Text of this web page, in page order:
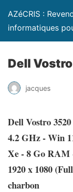
AZéCRIS :
informatiques
Dell
jacques
Dell Vostro
4.2 GHz - Win
Xe - 8 Go RAM
1920 x 1080
charbon